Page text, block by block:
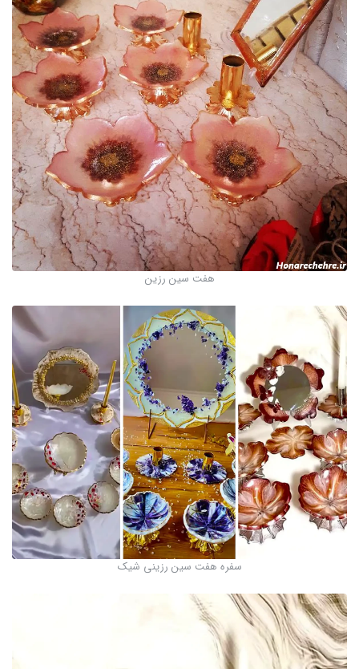
هفت سین رزین
سفره هفت سین رزینی شیک